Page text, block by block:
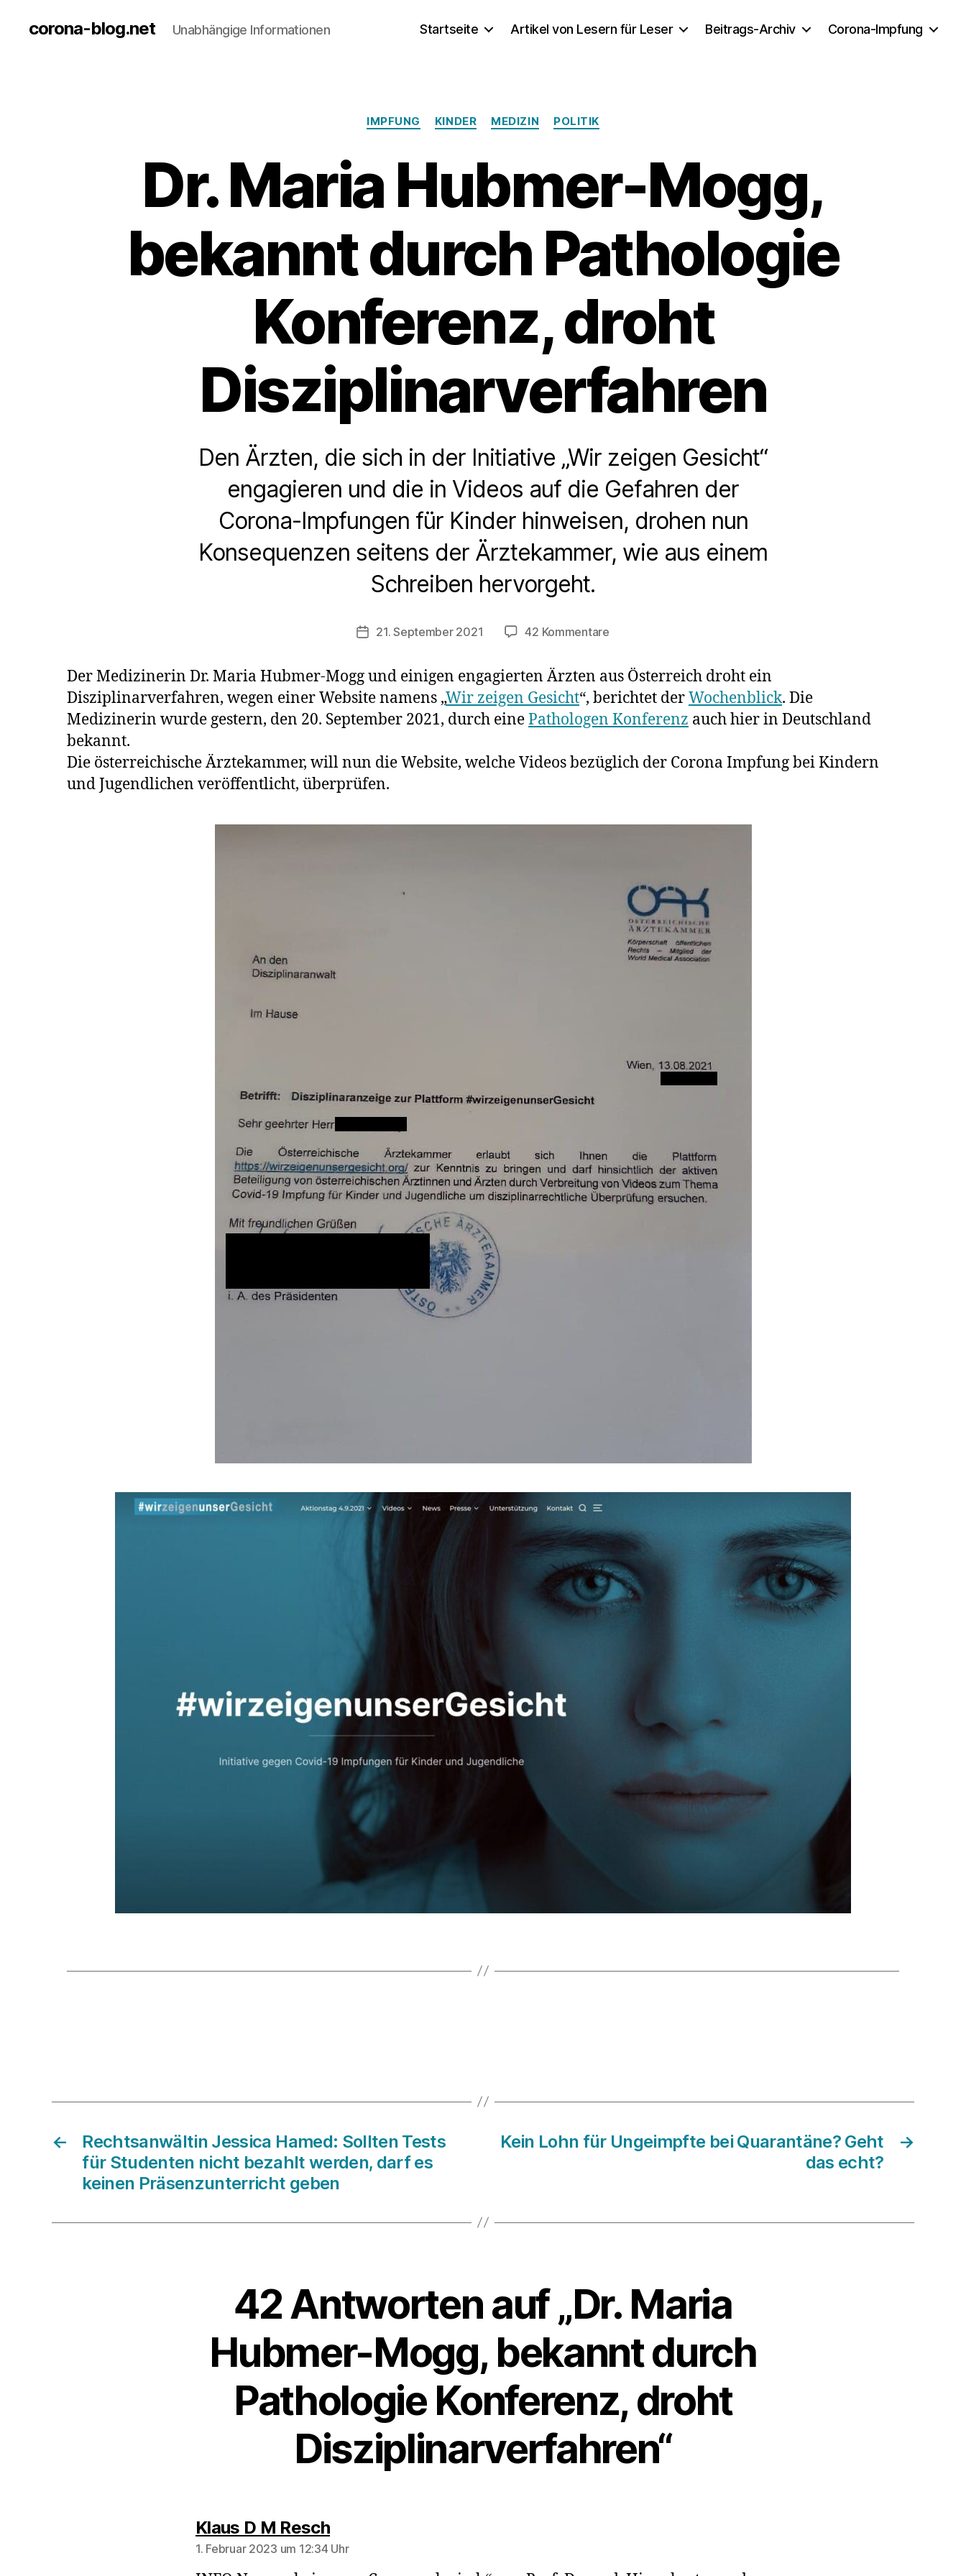
corona-blog.net Unabhängige Informationen Startseite Artikel von Lesern für Leser Beitrags-Archiv Corona-Impfung
Kategorien
IMPFUNG KINDER MEDIZIN POLITIK
Dr. Maria Hubmer-Mogg,
bekannt durch Pathologie
Konferenz, droht
Disziplinarverfahren
Den Ärzten, die sich in der Initiative „Wir zeigen Gesicht“
engagieren und die in Videos auf die Gefahren der
Corona-Impfungen für Kinder hinweisen, drohen nun
Konsequenzen seitens der Ärztekammer, wie aus einem
Schreiben hervorgeht.
Veröffentlichungsdatum
21. September 2021 42 Kommentarezu
Maria
Hubmer-
Mogg,
bekannt
Konferenz,
Der Medizinerin Dr. Maria Hubmer-Mogg und einigen engagierten Ärzten aus Österreich droht ein
Disziplinarverfahren, wegen einer Website namens „Wir zeigen Gesicht“, berichtet derWochenblick. Die
Medizinerin wurde gestern, den 20. September 2021, durch einePathologen Konferenz auch hier in Deutschland
bekannt.
Die österreichische Ärztekammer, will nun die Website, welche Videos bezüglich der Corona Impfung bei Kindern
und Jugendlichen veröffentlicht, überprüfen.
←
Rechtsanwältin Jessica Hamed: Sollten Tests
für Studenten nicht bezahlt werden, darf es
keinen Präsenzunterricht geben
→
Kein Lohn für Ungeimpfte bei Quarantäne? Geht
das echt?
42 Antworten auf „Dr. Maria
Hubmer-Mogg, bekannt durch
Pathologie Konferenz, droht
Disziplinarverfahren“
Klaus D M Reschsagt:
1. Februar 2023 um 12:34 Uhr